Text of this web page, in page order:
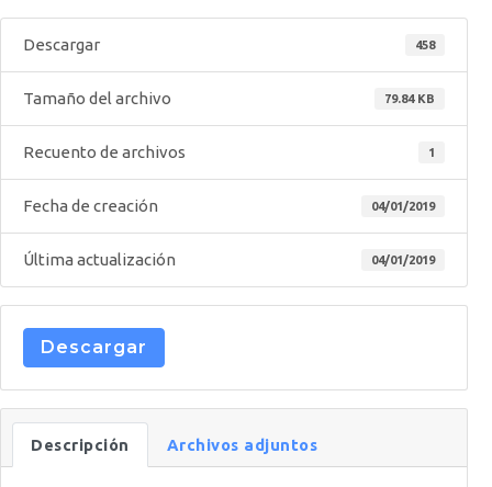
Descargar 458
Tamaño del archivo 79.84 KB
Recuento de archivos 1
Fecha de creación 04/01/2019
Última actualización 04/01/2019
Descargar
Descripción Archivos adjuntos